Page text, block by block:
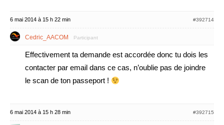
6 mai 2014 à 15 h 22 min #392714
Cedric_AACOM Participant
Effectivement ta demande est accordée donc tu dois les
contacter par email dans ce cas, n’oublie pas de joindre
le scan de ton passeport !
6 mai 2014 à 15 h 28 min #392715